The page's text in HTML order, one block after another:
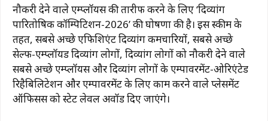
नौकरी देने वाले एम्प्लॉयर्स की तारीफ करने के लिए ‘दिव्यांग
पारितोषिक कॉम्पिटिशन-2026’ की घोषणा की है। इस स्कीम के
तहत, सबसे अच्छे एफिशिएंट दिव्यांग कर्मचारियों, सबसे अच्छे
सेल्फ-एम्प्लॉयड दिव्यांग लोगों, दिव्यांग लोगों को नौकरी देने वाले
सबसे अच्छे एम्प्लॉयर्स और दिव्यांग लोगों के एम्पावरमेंट-ओरिएंटेड
रिहैबिलिटेशन और एम्पावरमेंट के लिए काम करने वाले प्लेसमेंट
ऑफिसर्स को स्टेट लेवल अवॉर्ड दिए जाएंगे।